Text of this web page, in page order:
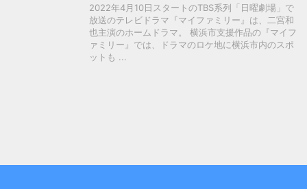
2022年4月10日スタートのTBS系列「日曜劇場」で
放送のテレビドラマ『マイファミリー』は、二宮和
也主演のホームドラマ。 横浜市支援作品の『マイフ
ァミリー』では、ドラマのロケ地に横浜市内のスポ
ットも ...